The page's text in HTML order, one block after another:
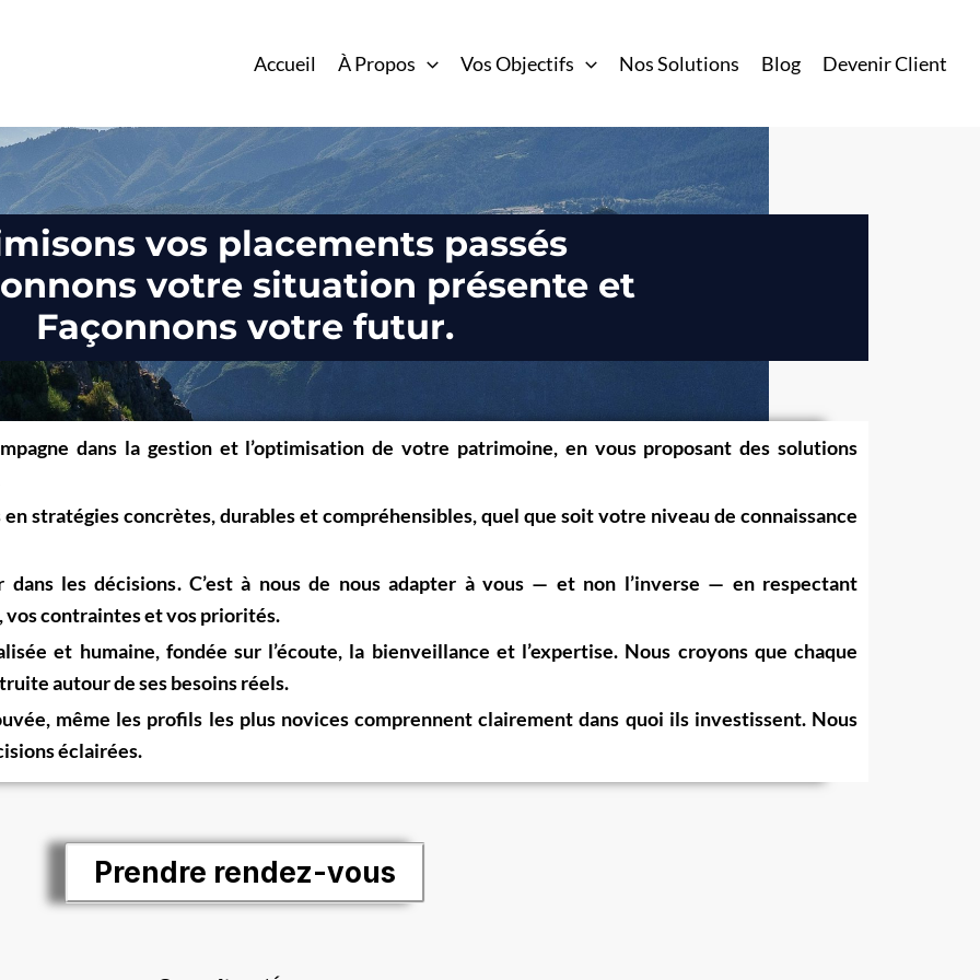
Accueil À Propos Vos Objectifs Nos Solutions Blog Devenir Client
vos placements passés
votre situation présenteet
Façonnons votre futur.
dans la gestion et l’optimisation de votre patrimoine, en vous proposant des solutions
stratégies concrètes, durables et compréhensibles, quel que soit votre niveau de connaissance
les décisions. C’est à nous de nous adapter à vous — et non l’inverse — en respectant
vos contraintes et vos priorités.
et humaine, fondée sur l’écoute, la bienveillance et l’expertise. Nous croyons que chaque
autour de ses besoins réels.
, même les profils les plus novices comprennent clairement dans quoi ils investissent. Nous
éclairées.
Prendre rendez-vous